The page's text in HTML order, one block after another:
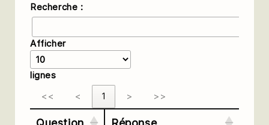
Recherche :
Afficher
lignes
<<
< 1 > >>